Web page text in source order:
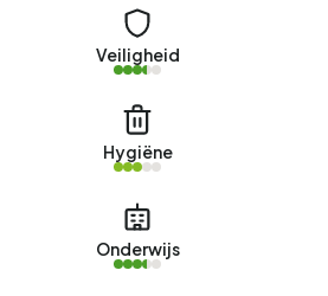
Veiligheid
Hygiëne
Onderwijs